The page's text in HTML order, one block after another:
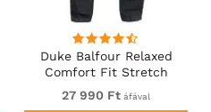
Duke Balfour Relaxed
Comfort Fit Stretch
Jeans With Elasticated
Waist Black
27 990 Ft áfával